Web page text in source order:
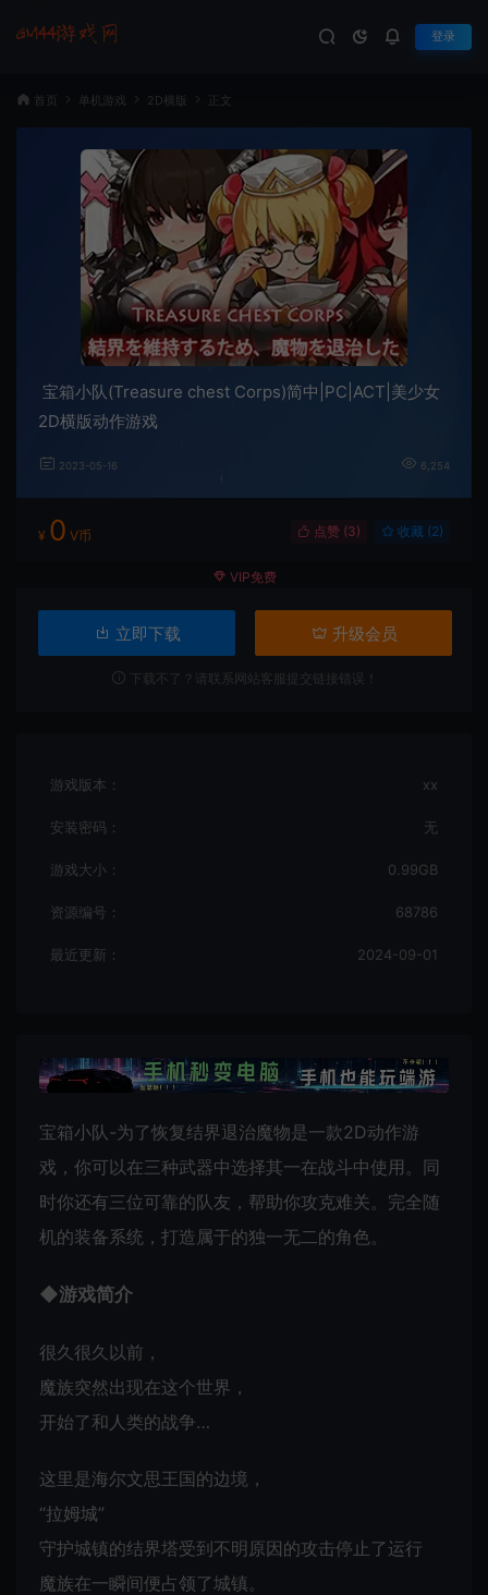
登录
首页 单机游戏 2D横版 正文
宝箱小队(Treasure chest Corps)简中|PC|ACT|美少女
2D横版动作游戏
2023-05-16 6,254
¥ 0 V币 点赞 (3) 收藏 (2)
VIP免费
立即下载 升级会员
下载不了？请联系网站客服提交链接错误！
游戏版本： xx
安装密码： 无
游戏大小： 0.99GB
资源编号： 68786
最近更新： 2024-09-01
宝箱小队-为了恢复结界退治魔物是一款2D动作游
戏，你可以在三种武器中选择其一在战斗中使用。同
时你还有三位可靠的队友，帮助你攻克难关。完全随
机的装备系统，打造属于的独一无二的角色。
◆游戏简介
很久很久以前，
魔族突然出现在这个世界，
开始了和人类的战争…
这里是海尔文思王国的边境，
“拉姆城”
守护城镇的结界塔受到不明原因的攻击停止了运行
魔族在一瞬间便占领了城镇。